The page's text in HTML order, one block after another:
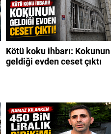
Kötü koku ihbarı: Kokunun
geldiği evden ceset çıktı